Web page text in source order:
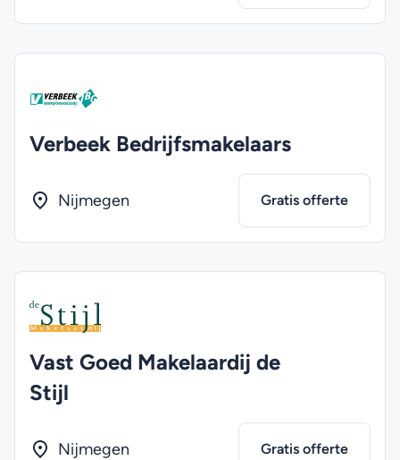
Verbeek Bedrijfsmakelaars
Nijmegen Gratis offerte
Vast Goed Makelaardij de
Stijl
Nijmegen Gratis offerte